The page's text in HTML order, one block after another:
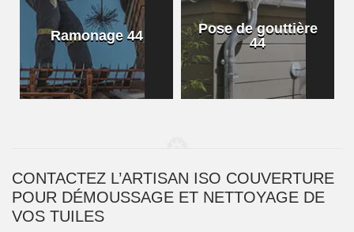
Ramonage 44
Pose de gouttière
44
CONTACTEZ L’ARTISAN ISO COUVERTURE
POUR DÉMOUSSAGE ET NETTOYAGE DE
VOS TUILES